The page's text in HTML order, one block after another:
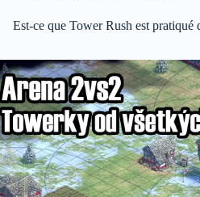
Est-ce que Tower Rush est pratiqué